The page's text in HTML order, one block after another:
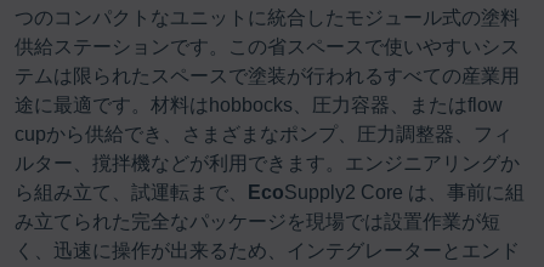
つのコンパクトなユニットに統合したモジュール式の塗料
供給ステーションです。この省スペースで使いやすいシス
テムは限られたスペースで塗装が行われるすべての産業用
途に最適です。材料はhobbocks、圧力容器、またはflow
cupから供給でき、さまざまなポンプ、圧力調整器、フィ
ルター、撹拌機などが利用できます。エンジニアリングか
ら組み立て、試運転まで、
EcoSupply2 Core は、事前に組
み立てられた完全なパッケージを現場では設置作業が短
く、迅速に操作が出来るため、インテグレーターとエンド